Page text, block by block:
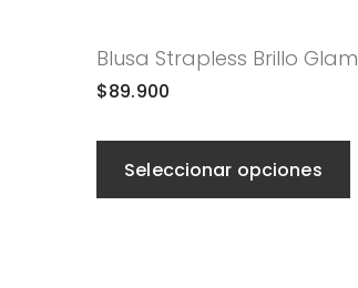
Blusa Strapless Brillo Glam
$89.900
Seleccionar opciones